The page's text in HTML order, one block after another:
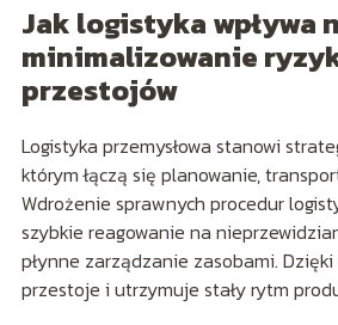
Jak logistyka wpływa
minimalizowanie
przestojów
Logistyka przemysłowa stanowi
którym łączą się planowanie,
Wdrożenie sprawnych procedur
szybkie reagowanie na
płynne zarządzanie zasobami.
przestoje i utrzymuje stały rytm